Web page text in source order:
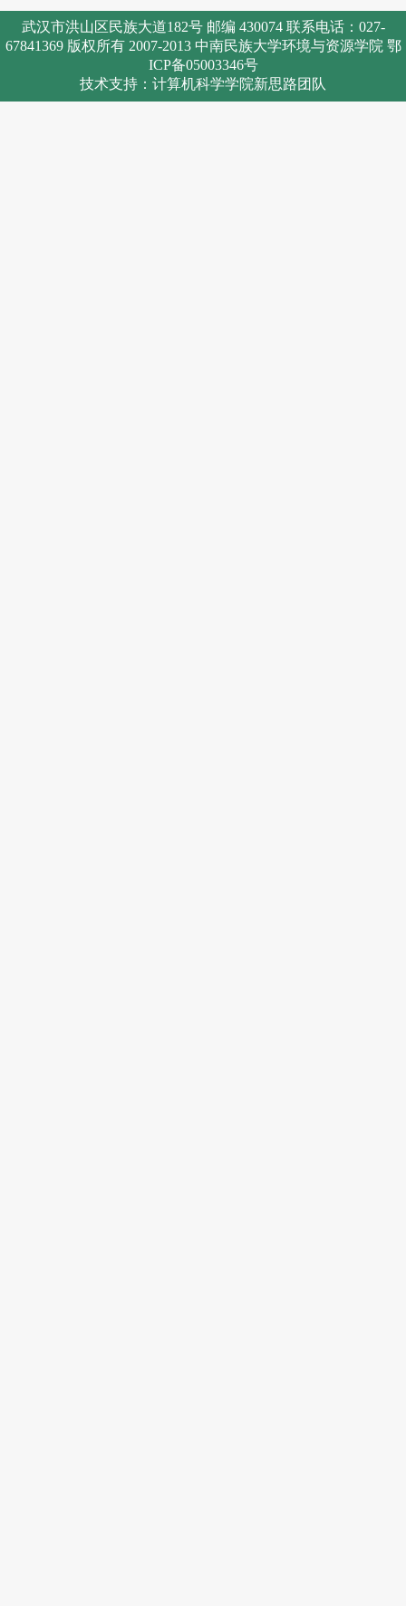
武汉市洪山区民族大道182号 邮编 430074 联系电话：027-
67841369 版权所有 2007-2013 中南民族大学环境与资源学院 鄂
ICP备05003346号
技术支持：计算机科学学院新思路团队